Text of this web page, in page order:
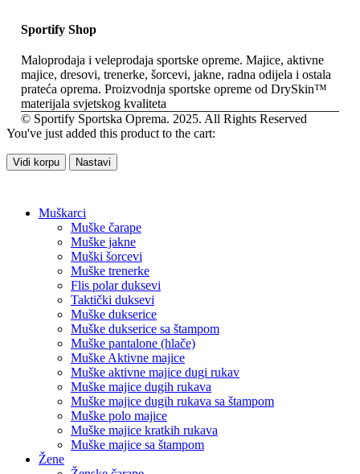
Sportify Shop
Maloprodaja i veleprodaja sportske opreme. Majice, aktivne
majice, dresovi, trenerke, šorcevi, jakne, radna odijela i ostala
prateća oprema. Proizvodnja sportske opreme od DrySkin™
materijala svjetskog kvaliteta
© Sportify Sportska Oprema. 2025. All Rights Reserved
You've just added this product to the cart:
Vidi korpu Nastavi
Muškarci
Muške čarape
Muške jakne
Muški šorcevi
Muške trenerke
Flis polar duksevi
Taktički duksevi
Muške dukserice
Muške dukserice sa štampom
Muške pantalone (hlače)
Muške Aktivne majice
Muške aktivne majice dugi rukav
Muške majice dugih rukava
Muške majice dugih rukava sa štampom
Muške polo majice
Muške majice kratkih rukava
Muške majice sa štampom
Žene